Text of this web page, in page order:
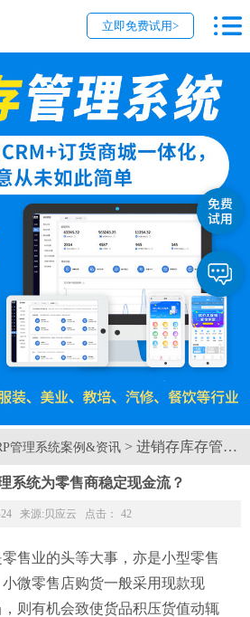
立即免费试用>
管理系统案例&资讯 > 进销存库存管理
系统为零售商稳定现金流？
24 来源: 贝应云 点击： 42
售业的头等大事，亦是小型零售
微零售店购货一般采用现款现
则有机会致使货品积压货值动辄